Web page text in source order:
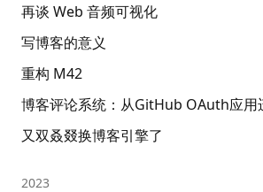
再谈 Web 音频可视化
写博客的意义
重构 M42
又双叒叕换博客引擎了
2023